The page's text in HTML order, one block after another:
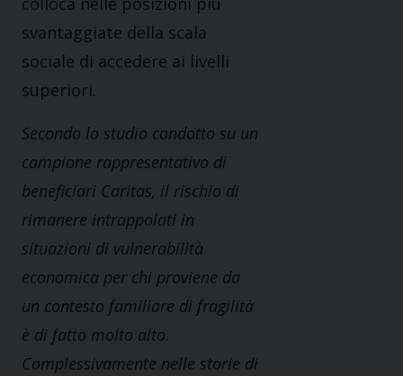
svantaggiate della scala
sociale di accedere ai livelli
superiori.
Secondo lo studio condotto su un
campione rappresentativo di
beneficiari Caritas, il rischio di
rimanere intrappolati in
situazioni di vulnerabilità
economica per chi proviene da
un contesto familiare di fragilità
è di fatto molto alto.
Complessivamente nelle storie di